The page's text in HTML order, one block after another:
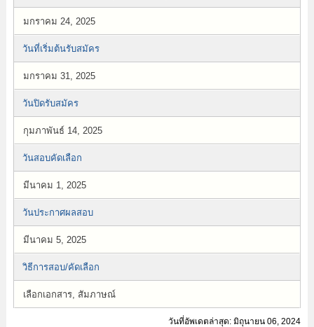
มกราคม 24, 2025
วันที่เริ่มต้นรับสมัคร
มกราคม 31, 2025
วันปิดรับสมัคร
กุมภาพันธ์ 14, 2025
วันสอบคัดเลือก
มีนาคม 1, 2025
วันประกาศผลสอบ
มีนาคม 5, 2025
วิธีการสอบ/คัดเลือก
เลือกเอกสาร, สัมภาษณ์
วันที่อัพเดตล่าสุด: มิถุนายน 06, 2024